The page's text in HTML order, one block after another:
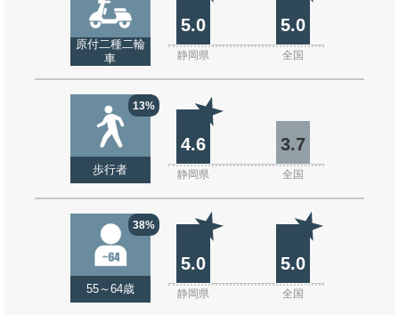
原付二種二輪
車
5.0 5.0
静岡県 全国
13%
歩行者
4.6 3.7
静岡県 全国
38%
55～64歳
5.0 5.0
静岡県 全国